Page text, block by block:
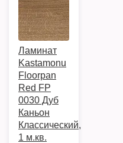
Ламинат
Kastamonu
Floorpan
Red FP
0030 Дуб
Каньон
Классический,
1 м.кв.